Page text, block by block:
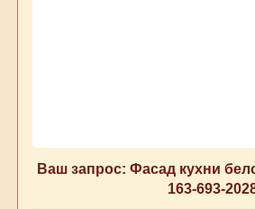
Ваш запрос: Фасад кухни
163-693-